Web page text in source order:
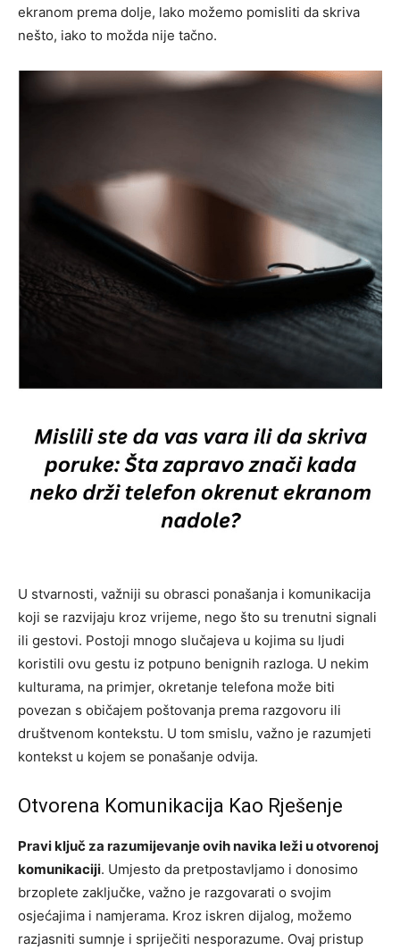
ekranom prema dolje, lako možemo pomisliti da skriva
nešto, iako to možda nije tačno.
U stvarnosti, važniji su obrasci ponašanja i komunikacija
koji se razvijaju kroz vrijeme, nego što su trenutni signali
ili gestovi. Postoji mnogo slučajeva u kojima su ljudi
koristili ovu gestu iz potpuno benignih razloga. U nekim
kulturama, na primjer, okretanje telefona može biti
povezan s običajem poštovanja prema razgovoru ili
društvenom kontekstu. U tom smislu, važno je razumjeti
kontekst u kojem se ponašanje odvija.
Otvorena Komunikacija Kao Rješenje
Pravi ključ za razumijevanje ovih navika leži u otvorenoj
komunikaciji. Umjesto da pretpostavljamo i donosimo
brzoplete zaključke, važno je razgovarati o svojim
osjećajima i namjerama. Kroz iskren dijalog, možemo
razjasniti sumnje i spriječiti nesporazume. Ovaj pristup